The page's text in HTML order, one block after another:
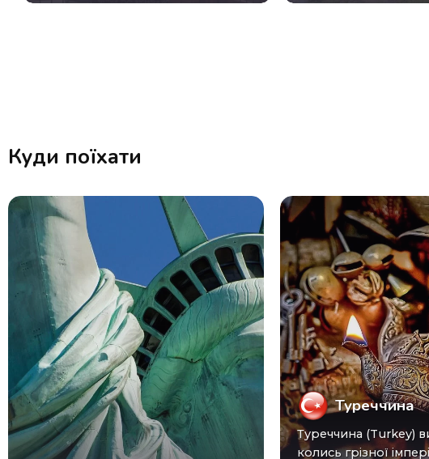
Куди поїхати
Туреччина
Туреччина (Turkey) виросла з
колись грізної